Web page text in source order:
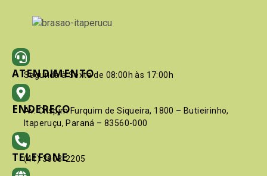
ATENDIMENTO
Segunda à Sexta de 08:00h às 17:00h
ENDEREÇO
Av. Crispim Furquim de Siqueira, 1800 – Butieirinho,
Itaperuçu, Paraná – 83560-000
TELEFONE
(41) 3603-2205